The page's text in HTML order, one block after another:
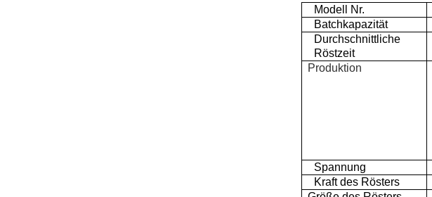
Modell Nr.
Batchkapazität
Durchschnittliche
Röstzeit
Produktion
Spannung
Kraft des Rösters